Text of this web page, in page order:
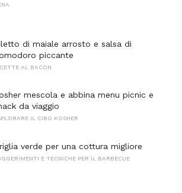
di maiale arrosto e salsa di
piccante
AL BACON
mescola e abbina menu picnic e
da viaggio
IL CIBO KOSHER
verde per una cottura migliore
E TECNICHE PER IL BARBECUE